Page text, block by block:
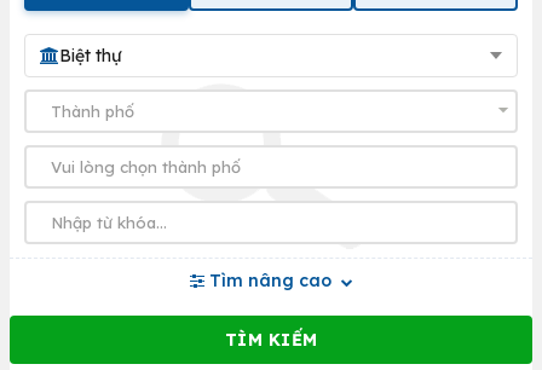
Biệt thự
Tìm nâng cao